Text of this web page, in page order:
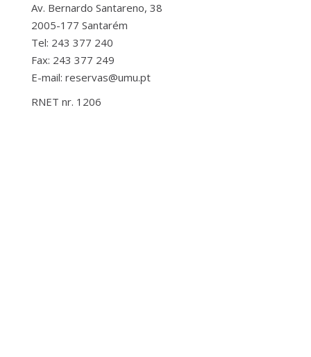
Av. Bernardo Santareno, 38
2005-177 Santarém
Tel: 243 377 240
Fax: 243 377 249
E-mail: reservas@umu.pt
RNET nr. 1206